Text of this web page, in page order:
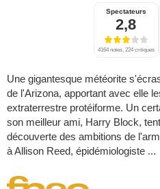
Spectateurs
2,8
4164 notes, 224 critiques
Une gigantesque météorite
de l'Arizona, apportant avec elle
extraterrestre protéiforme. Un
son meilleur ami, Harry Block,
découverte des ambitions de
à Allison Reed, épidémiologiste ...